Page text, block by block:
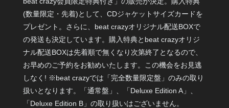
(数量限定・先着)として、CDジャケットサイズカードを
プレゼント。さらに、beat crazyオリジナル配送BOXで
の発送も決定しています。購入特典とbeat crazyオリジ
ナル配送BOXは先着順で無くなり次第終了となるので、
お早めのご予約をお勧めいたします。この機会をお見逃
しなく! ※beat crazyでは「完全数量限定盤」のみの取り
扱いとなります。「通常盤」、「Deluxe Edition A」、
「Deluxe Edition B」の取り扱いはございません。